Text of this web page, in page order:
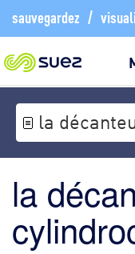
sauvegardez /
la
la